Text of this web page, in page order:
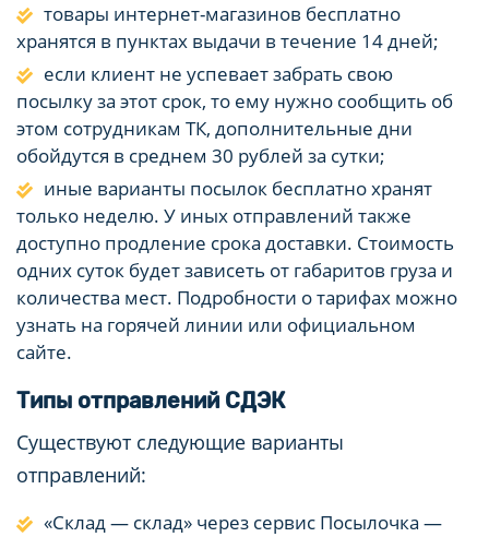
товары интернет-магазинов бесплатно
хранятся в пунктах выдачи в течение 14 дней;
если клиент не успевает забрать свою
посылку за этот срок, то ему нужно сообщить об
этом сотрудникам ТК, дополнительные дни
обойдутся в среднем 30 рублей за сутки;
иные варианты посылок бесплатно хранят
только неделю. У иных отправлений также
доступно продление срока доставки. Стоимость
одних суток будет зависеть от габаритов груза и
количества мест. Подробности о тарифах можно
узнать на горячей линии или официальном
сайте.
Типы отправлений СДЭК
Существуют следующие варианты
отправлений:
«Склад — склад» через сервис Посылочка —